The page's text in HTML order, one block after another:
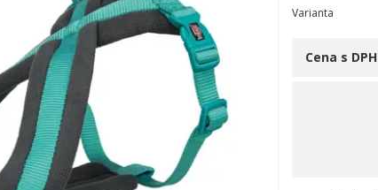
Varianta
Cena s DPH